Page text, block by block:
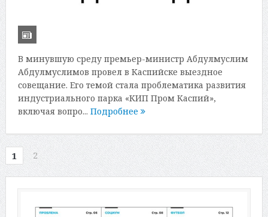
В минувшую среду премьер-министр Абдулмуслим
Абдулмуслимов провел в Каспийске выездное
совещание. Его темой стала проблематика развития
индустриального парка «КИП Пром Каспий»,
включая вопро... Подробнее
1 2